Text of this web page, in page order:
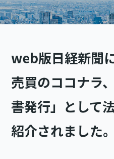
web版日経新聞
売買のココナラ
書発行」として
紹介されました。